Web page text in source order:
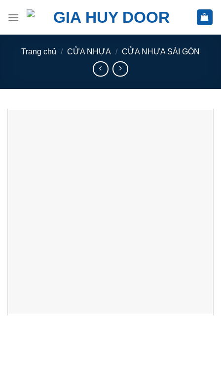
Trang chủ / CỬA NHỰA / CỬA NHỰA SÀI GÒN